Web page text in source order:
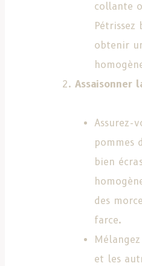
collante
Pétrissez
obtenir
Assaisonner
Assurez-
pommes
bien
des
farce.
et les